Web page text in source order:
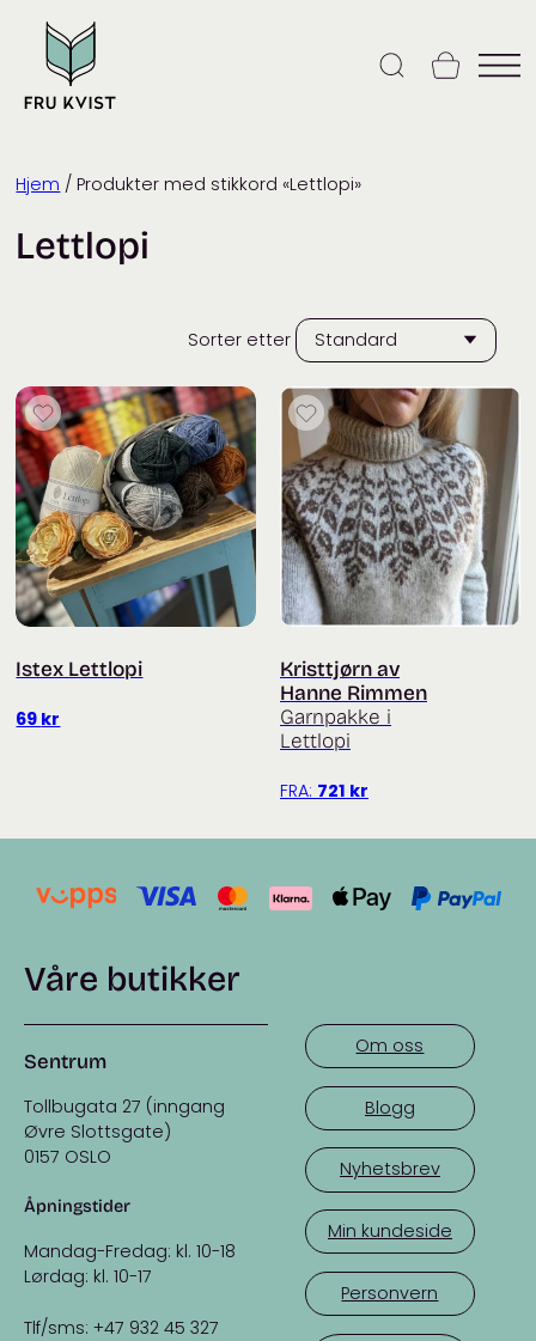
content
Hjem / Produkter med stikkord «Lettlopi»
Lettlopi
Sorter etter
Istex Lettlopi
69 kr
Kristtjørn av
Hanne Rimmen
Garnpakke i
Lettlopi
FRA: 721 kr
Våre butikker
Sentrum
Tollbugata 27 (inngang
Øvre Slottsgate)
0157 OSLO
Åpningstider
Mandag-Fredag: kl. 10-18
Lørdag: kl. 10-17
Tlf/sms: +47 932 45 327
Om oss
Blogg
Nyhetsbrev
Min kundeside
Personvern